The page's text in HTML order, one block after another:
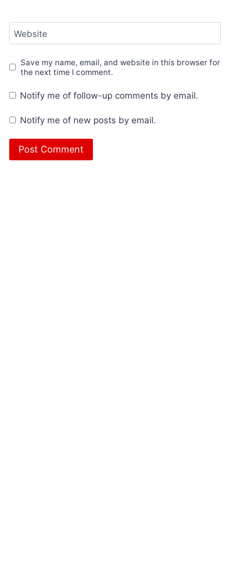
Website
Save my name, email, and website in this browser for
the next time I comment.
Notify me of follow-up comments by email.
Notify me of new posts by email.